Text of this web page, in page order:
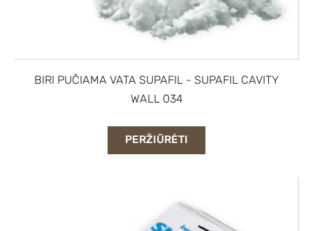
BIRI PUČIAMA VATA SUPAFIL - SUPAFIL CAVITY
WALL 034
PERŽIŪRĖTI